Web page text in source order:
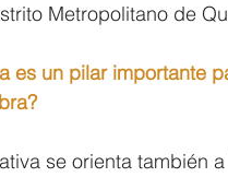
Metropolitano de
es un pilar importante
se orienta también